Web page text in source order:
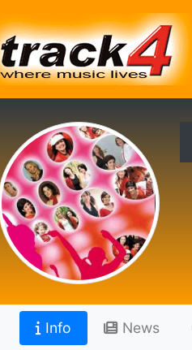
Info News